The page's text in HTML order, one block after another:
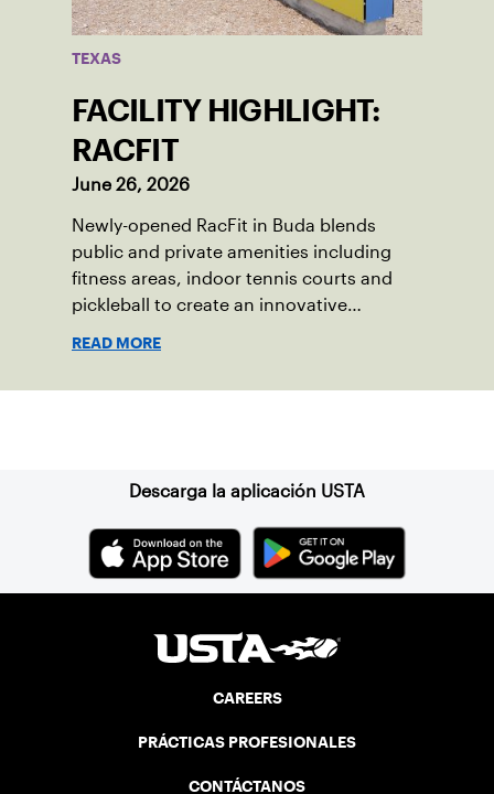
TEXAS
FACILITY HIGHLIGHT:
RACFIT
June 26, 2026
Newly-opened RacFit in Buda blends
public and private amenities including
fitness areas, indoor tennis courts and
pickleball to create an innovative
READ MORE
Descarga la aplicación USTA
CAREERS
PRÁCTICAS PROFESIONALES
CONTÁCTANOS